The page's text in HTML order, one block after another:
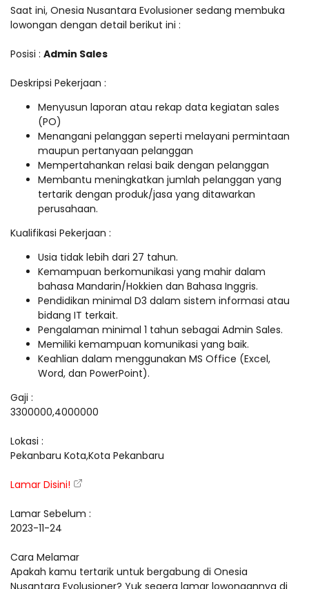
Saat ini, Onesia Nusantara Evolusioner sedang membuka
lowongan dengan detail berikut ini :
Posisi : Admin Sales
Deskripsi Pekerjaan :
Menyusun laporan atau rekap data kegiatan sales
(PO)
Menangani pelanggan seperti melayani permintaan
maupun pertanyaan pelanggan
Mempertahankan relasi baik dengan pelanggan
Membantu meningkatkan jumlah pelanggan yang
tertarik dengan produk/jasa yang ditawarkan
perusahaan.
Kualifikasi Pekerjaan :
Usia tidak lebih dari 27 tahun.
Kemampuan berkomunikasi yang mahir dalam
bahasa Mandarin/Hokkien dan Bahasa Inggris.
Pendidikan minimal D3 dalam sistem informasi atau
bidang IT terkait.
Pengalaman minimal 1 tahun sebagai Admin Sales.
Memiliki kemampuan komunikasi yang baik.
Keahlian dalam menggunakan MS Office (Excel,
Word, dan PowerPoint).
Gaji :
3300000,4000000
Lokasi :
Pekanbaru Kota,Kota Pekanbaru
Lamar Disini!
Lamar Sebelum :
2023-11-24
Cara Melamar
Apakah kamu tertarik untuk bergabung di Onesia
Nusantara Evolusioner? Yuk segera lamar lowongannya di